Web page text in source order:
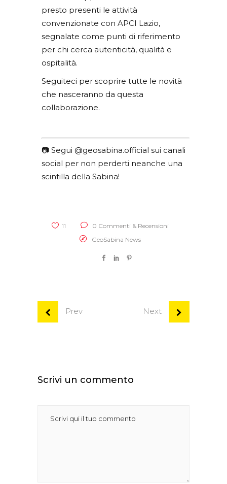
presto presenti le attività
convenzionate con APCI Lazio,
segnalate come punti di riferimento
per chi cerca autenticità, qualità e
ospitalità.
Seguiteci per scoprire tutte le novità
che nasceranno da questa
collaborazione.
📷 Segui @geosabina.official sui canali
social per non perderti neanche una
scintilla della Sabina!
11
0 Commenti & Recensioni
GeoSabina News
Prev Next
Scrivi un commento